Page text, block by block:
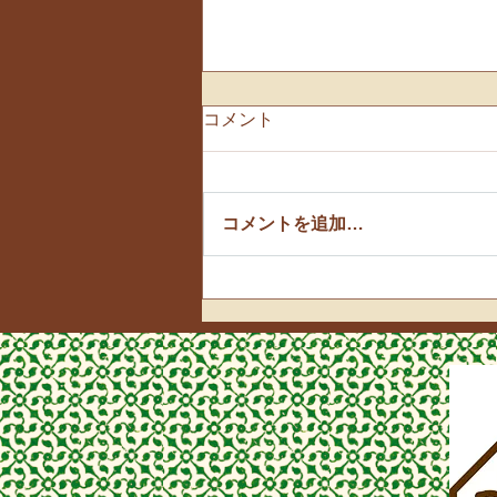
🌸お花見散歩🌸
コメント
コメントを追加…